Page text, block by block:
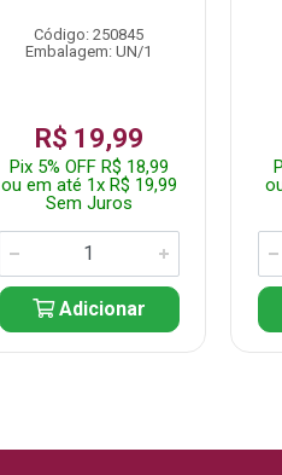
Código: 250845
Embalagem: UN/1
R$ 19,99
Pix 5% OFF R$ 18,99
ou em até 1x R$ 19,99
Sem Juros
Adicionar